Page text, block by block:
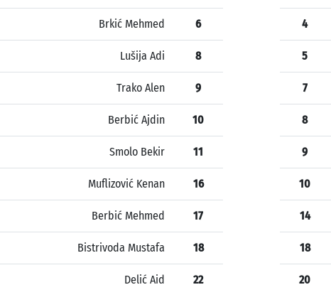
Brkić Mehmed 6
Lušija Adi 8
Trako Alen 9
Berbić Ajdin 10
Smolo Bekir 11
Muflizović Kenan 16
Berbić Mehmed 17
Bistrivoda Mustafa 18
Delić Aid 22
4
5
7
8
9
10
14
18
20